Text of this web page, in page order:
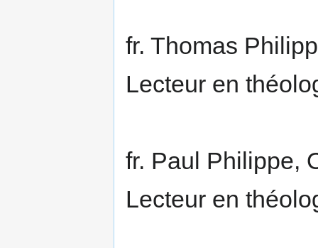
fr. Thomas
Lecteur en
fr. Paul Philippe,
Lecteur en